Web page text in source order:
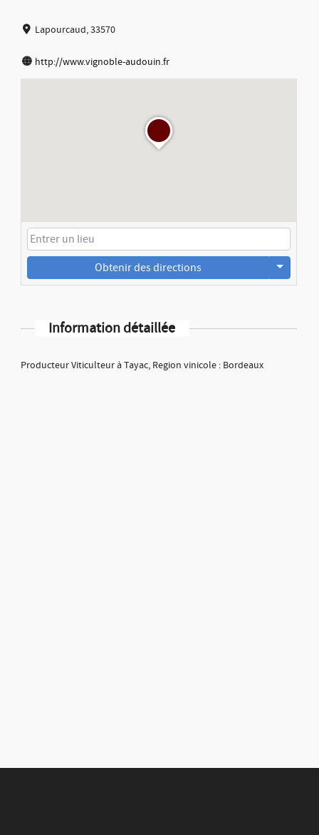
Lapourcaud, 33570
http://www.vignoble-audouin.fr
Obtenir des directions
Information détaillée
Producteur Viticulteur à Tayac, Region vinicole : Bordeaux